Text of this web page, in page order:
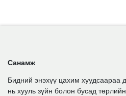
Санамж
Бидний энэхүү цахим хуудсаараа
нь хууль зүйн болон бусад